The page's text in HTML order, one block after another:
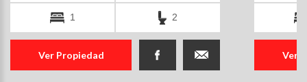
1 2
Ver Propiedad Ver